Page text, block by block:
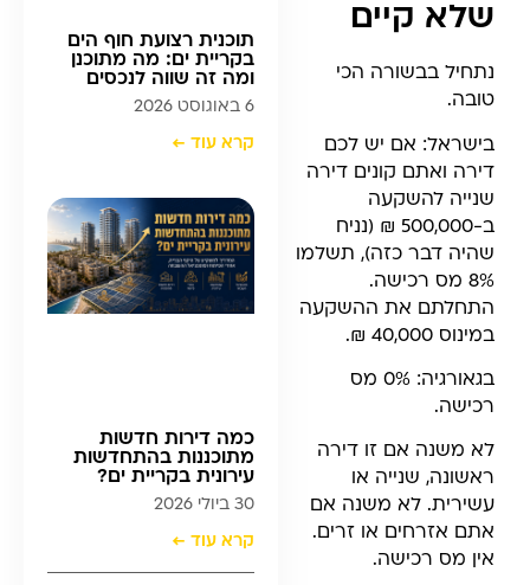
תוכנית רצועת חוף הים
בקריית ים: מה מתוכנן
ומה זה שווה לנכסים
6 באוגוסט 2026
קרא עוד ←
כמה דירות חדשות
מתוכננות בהתחדשות
עירונית בקריית ים?
30 ביולי 2026
קרא עוד ←
שלא קיים
נתחיל בבשורה הכי
טובה.
בישראל: אם יש לכם
דירה ואתם קונים דירה
שנייה להשקעה
ב-500,000 ₪ (נניח
שהיה דבר כזה), תשלמו
8% מס רכישה.
התחלתם את ההשקעה
במינוס 40,000 ₪.
בגאורגיה: 0% מס
רכישה.
לא משנה אם זו דירה
ראשונה, שנייה או
עשירית. לא משנה אם
אתם אזרחים או זרים.
אין מס רכישה.